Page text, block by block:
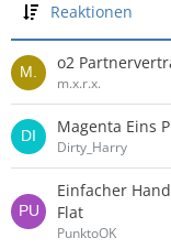
Reaktionen
o2
m.x.r.x.
Magenta Eins
Dirty_Harry
Einfacher
Flat
PunktoOK